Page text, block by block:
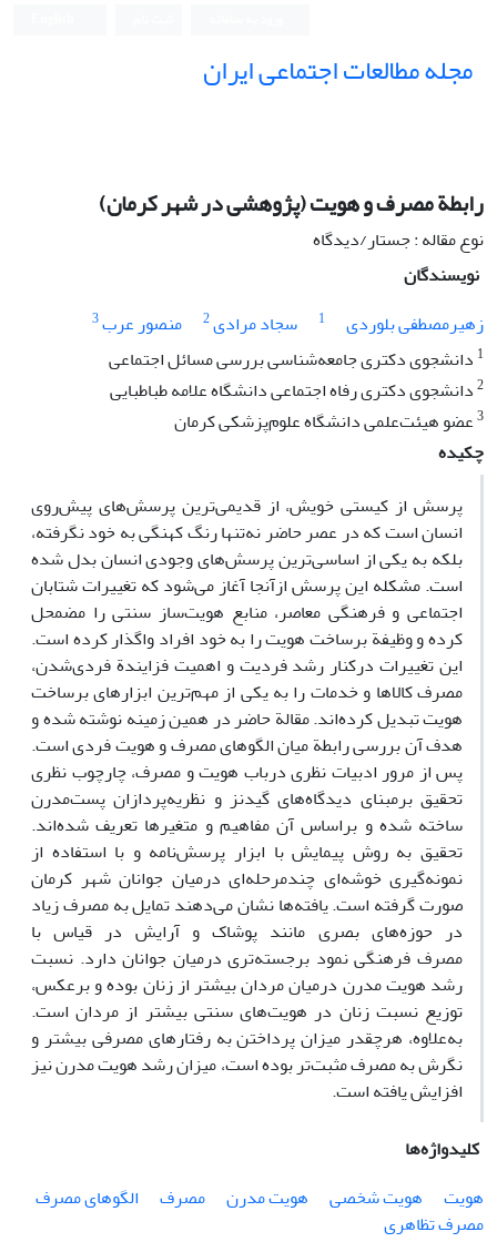
مجله مطالعات اجتماعی ایران
رابطة مصرف و هویت (پژوهشی در شهر کرمان)
نوع مقاله : جستار/دیدگاه
نویسندگان
زهیرمصطفی بلوردی
1 سجاد مرادی2 منصور عرب3
1 دانشجوی دکتری جامعه‌شناسی بررسی مسائل اجتماعی
2دانشجوی دکتری رفاه اجتماعی دانشگاه علامه طباطبایی
3عضو هیئت‌علمی ‌دانشگاه علوم‌پزشکی کرمان
چکیده
پرسش از کیستی خویش، از قدیمی‌ترین پرسش‌های پیش‌روی
انسان است که در عصر حاضر نه‌تنها رنگ کهنگی به خود نگرفته،
بلکه به یکی از اساسی‌ترین پرسش‌های وجودی انسان بدل شده
است. مشکله این پرسش ازآنجا آغاز می‌شود که تغییرات شتابان
اجتماعی و فرهنگی معاصر، منابع هویت‌ساز سنتی را مضمحل
کرده و وظیفة برساخت هویت را به خود افراد واگذار کرده است.
این تغییرات درکنار رشد فردیت و اهمیت فزایندة فردی‌شدن،
مصرف کالاها و خدمات را به یکی از مهم‌ترین ابزارهای برساخت
هویت تبدیل کرده‌اند. مقالة حاضر در همین زمینه نوشته شده و
هدف آن بررسی رابطة میان الگوهای مصرف و هویت فردی است.
پس از مرور ادبیات نظری درباب هویت و مصرف، چارچوب نظری
تحقیق برمبنای دیدگاه‌های گیدنز و نظریه‌پردازان پست‌مدرن
ساخته شده و براساس آن مفاهیم و متغیرها تعریف شده‌اند.
تحقیق به روش پیمایش با ابزار پرسش‌نامه و با استفاده از
نمونه‌گیری خوشه‌ای چندمرحله‌ای درمیان جوانان شهر کرمان
صورت گرفته است. یافته‌ها نشان می‌دهند تمایل به مصرف زیاد
در حوزه‌های بصری مانند پوشاک و آرایش در قیاس با
مصرف فرهنگی نمود برجسته‌تری درمیان جوانان دارد. نسبت
رشد هویت مدرن درمیان مردان بیشتر از زنان بوده و برعکس،
توزیع نسبت زنان در هویت‌های سنتی بیشتر از مردان است.
به‌علاوه، هرچقدر میزان پرداختن به رفتارهای مصرفی بیشتر و
نگرش به مصرف مثبت‌تر بوده است، میزان رشد هویت مدرن نیز
افزایش یافته است.
کلیدواژه‌ها
هویت
هویت شخصی هویت مدرن مصرف
الگوهای مصرف
مصرف تظاهری